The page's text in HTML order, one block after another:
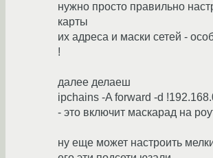
нужно просто правильно
карты
их адреса и маски сетей -
!
далее делаеш
ipchains -A forward -d
- это включит маскарад на
ну еще может настроить